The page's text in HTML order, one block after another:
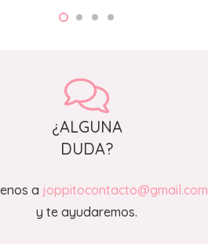
¿ALGUNA
DUDA?
a joppitocontacto@gmail.com
y te ayudaremos.